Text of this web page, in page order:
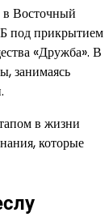
Восточный
под прикрытием
«Дружба». В
занимаясь
в жизни
которые